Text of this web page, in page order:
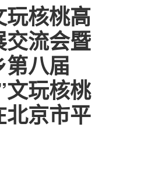
核桃高
流会暨
八届
文玩核桃
北京市平